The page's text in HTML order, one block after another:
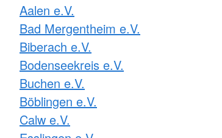
Aalen e.V.
Bad Mergentheim e.V.
Biberach e.V.
Bodenseekreis e.V.
Buchen e.V.
Böblingen e.V.
Calw e.V.